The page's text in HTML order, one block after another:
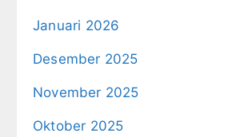
Januari 2026
Desember 2025
November 2025
Oktober 2025